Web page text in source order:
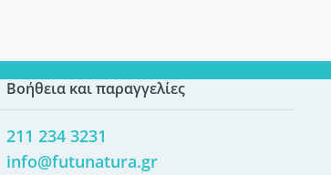
Βοήθεια και παραγγελίες
211 234 3231
info@futunatura.gr